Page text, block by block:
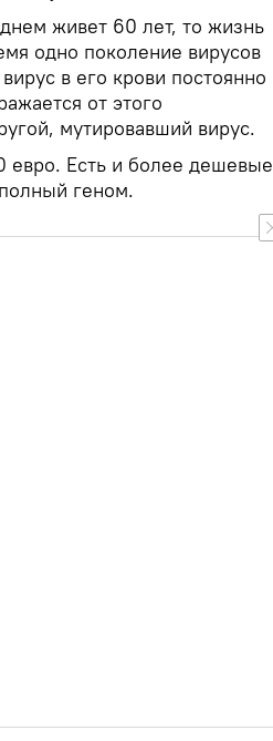
живет 60 лет, то жизнь
одно поколение вирусов
в его крови постоянно
от этого
мутировавший вирус.
евро. Есть и более дешевые
геном.